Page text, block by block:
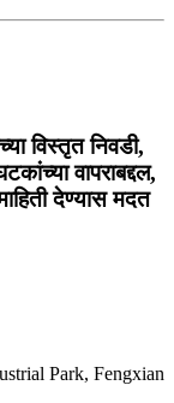
विस्तृत निवडी,
वापराबद्दल,
देण्यास मदत
Park, Fengxian